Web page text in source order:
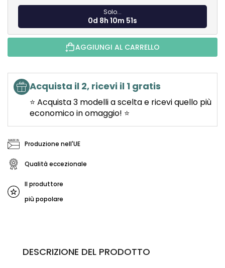
Solo...
0d 8h 10m 50s
AGGIUNGI AL CARRELLO
Acquista il 2, ricevi il 1 gratis
⭐ Acquista 3 modelli a scelta e ricevi quello più
economico in omaggio! ⭐
Produzione nell'UE
Qualità eccezionale
Il produttore
più popolare
DESCRIZIONE DEL PRODOTTO